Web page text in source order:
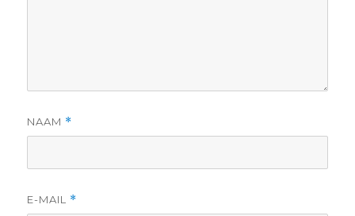
NAAM *
E-MAIL *